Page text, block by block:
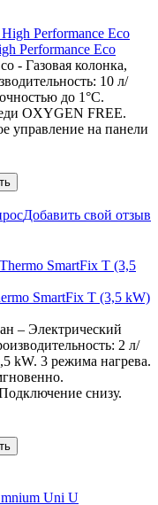
Performance Eco
- Газовая колонка,
10 л/
до 1°С.
OXYGEN FREE.
управление на панели
Добавить свой отзыв
SmartFix T (3,5 kW)
– Электрический
2 л/
kW. 3 режима нагрева.
снизу.